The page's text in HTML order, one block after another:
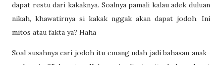
dapat restu dari kakaknya. Soalnya pamali kalau adek duluan
nikah, khawatirnya si kakak nggak akan dapat jodoh. Ini
mitos atau fakta ya? Haha
Soal susahnya cari jodoh itu emang udah jadi bahasan anak-